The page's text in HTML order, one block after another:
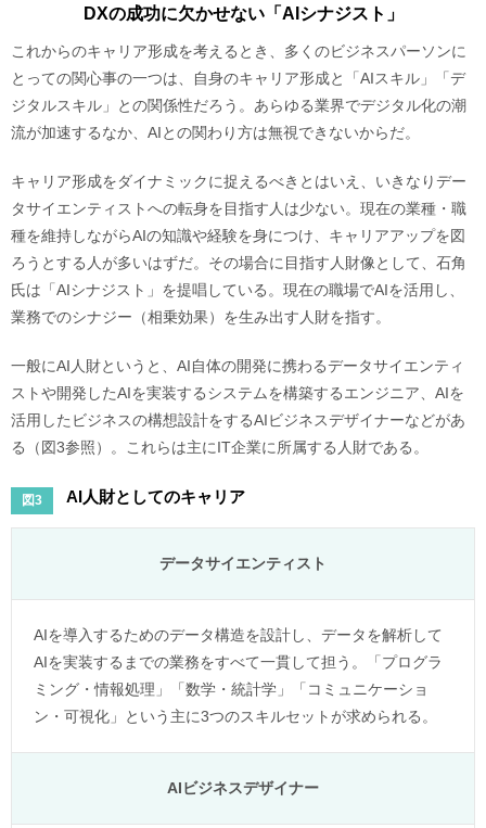
DXの成功に欠かせない「AIシナジスト」
これからのキャリア形成を考えるとき、多くのビジネスパーソンに
とっての関心事の一つは、自身のキャリア形成と「AIスキル」「デ
ジタルスキル」との関係性だろう。あらゆる業界でデジタル化の潮
流が加速するなか、AIとの関わり方は無視できないからだ。
キャリア形成をダイナミックに捉えるべきとはいえ、いきなりデー
タサイエンティストへの転身を目指す人は少ない。現在の業種・職
種を維持しながらAIの知識や経験を身につけ、キャリアアップを図
ろうとする人が多いはずだ。その場合に目指す人財像として、石角
氏は「AIシナジスト」を提唱している。現在の職場でAIを活用し、
業務でのシナジー（相乗効果）を生み出す人財を指す。
一般にAI人財というと、AI自体の開発に携わるデータサイエンティ
ストや開発したAIを実装するシステムを構築するエンジニア、AIを
活用したビジネスの構想設計をするAIビジネスデザイナーなどがあ
る（図3参照）。これらは主にIT企業に所属する人財である。
図3 AI人財としてのキャリア
データサイエンティスト
AIを導入するためのデータ構造を設計し、データを解析して
AIを実装するまでの業務をすべて一貫して担う。「プログラ
ミング・情報処理」「数学・統計学」「コミュニケーショ
ン・可視化」という主に3つのスキルセットが求められる。
AIビジネスデザイナー